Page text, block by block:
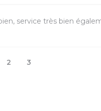
service très bien
2 3